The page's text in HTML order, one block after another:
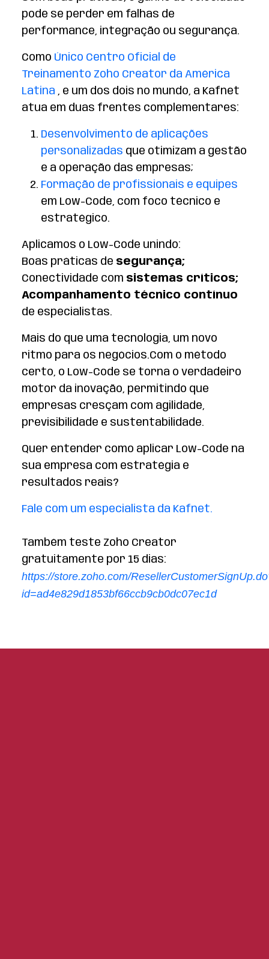
pode se perder em falhas de
performance, integração ou segurança.
Como Único Centro Oficial de
Treinamento Zoho Creator da América
Latina , e um dos dois no mundo, a Kafnet
atua em duas frentes complementares:
Desenvolvimento de aplicações
personalizadas que otimizam a gestão
e a operação das empresas;
Formação de profissionais e equipes
em Low-Code, com foco técnico e
estratégico.
Aplicamos o Low-Code unindo:
Boas práticas de segurança;
Conectividade com sistemas críticos;
Acompanhamento técnico contínuo
de especialistas.
Mais do que uma tecnologia, um novo
ritmo para os negócios.Com o método
certo, o Low-Code se torna o verdadeiro
motor da inovação, permitindo que
empresas cresçam com agilidade,
previsibilidade e sustentabilidade.
Quer entender como aplicar Low-Code na
sua empresa com estratégia e
resultados reais?
Fale com um especialista da Kafnet.
Também teste Zoho Creator
gratuitamente por 15 dias:
https://store.zoho.com/
id=ad4e829d1853bf66ccb9cb0dc07ec1d